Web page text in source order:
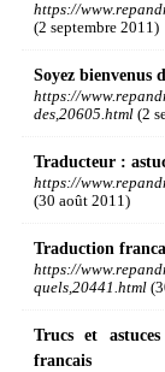
https://
(2 septembre 2011)
Soyez bienvenus
https://
des,20605.html (2
Traducteur :
https://
(30 août 2011)
Traduction
https://
quels,20441.html
Trucs et
francais